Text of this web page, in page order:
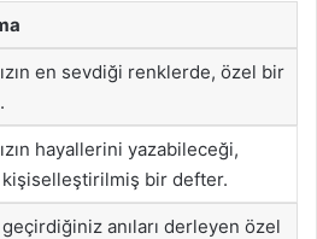
en sevdiği renklerde, özel bir
hayallerini yazabileceği,
bir defter.
anıları derleyen özel